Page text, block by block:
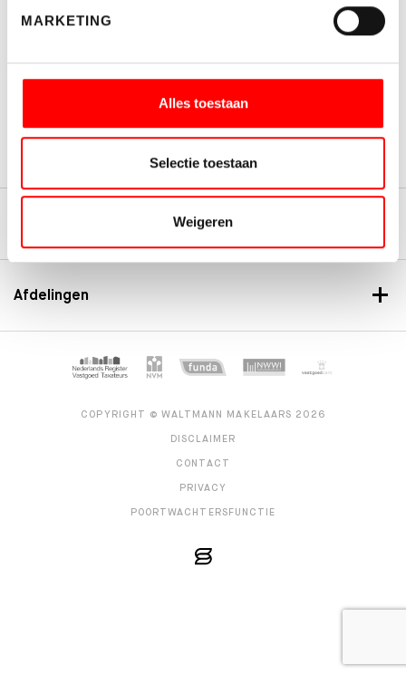
MARKETING
Alles toestaan
Selectie toestaan
Weigeren
Afdelingen
WELKE NIEUWSBRIEF WENST U TE ONTVANGEN?
Bedrijfshuisvesting
INSCHRIJVEN
COPYRIGHT © WALTMANN MAKELAARS 2026
DISCLAIMER
CONTACT
PRIVACY
POORTWACHTERSFUNCTIE